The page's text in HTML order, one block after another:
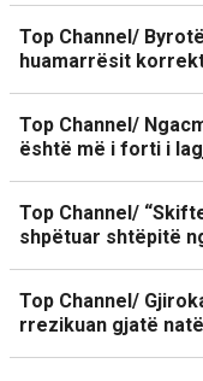
Top Channel/
huamarrësit
Top Channel/
është më i forti i
Top Channel/
shpëtuar shtëpitë
Top Channel/
rrezikuan gjatë